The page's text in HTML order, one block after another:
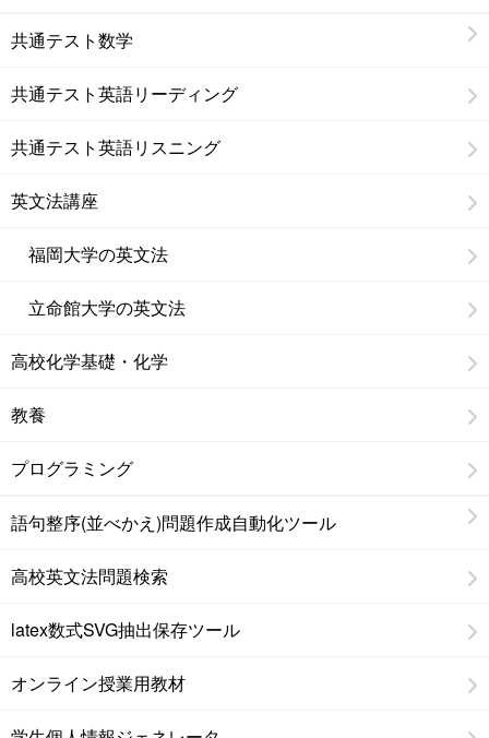
共通テスト数学
共通テスト英語リーディング
共通テスト英語リスニング
英文法講座
福岡大学の英文法
立命館大学の英文法
高校化学基礎・化学
教養
プログラミング
語句整序(並べかえ)問題作成自動化ツール
高校英文法問題検索
latex数式SVG抽出保存ツール
オンライン授業用教材